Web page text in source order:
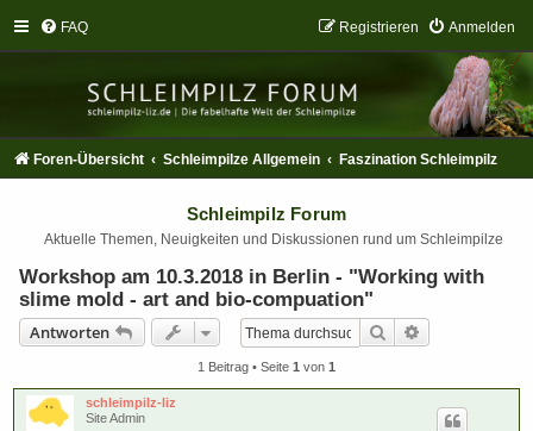
FAQ Anmelden
Registrieren
Foren-Übersicht Schleimpilze Allgemein Faszination Schleimpilz
Schleimpilz Forum
Aktuelle Themen, Neuigkeiten und Diskussionen rund um Schleimpilze
Workshop am 10.3.2018 in Berlin - "Working with
slime mold - art and bio-compuation"
Antworten
Suche
1 Beitrag • Seite 1 von 1
schleimpilz-liz
Site Admin